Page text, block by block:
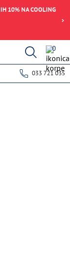
10% NA COOLING
0
033 721 035